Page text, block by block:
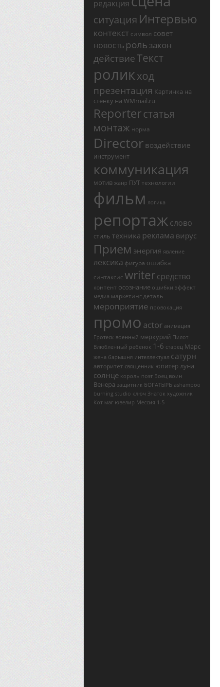
редакция
ситуация Интервью
контекст символ совет
новость роль закон
действиеТекст
роликход
презентация Картинка на
стенку на WMmail.ru
Reporterстатья
монтаж норма
Director воздействие
инструмент
коммуникация
мотив жанр ПУТ технологии
фильм логика
репортаж слово
стиль техника реклама вирус
Прием энергия явление
лексика фигура ошибка
синтаксис writerсредство
контент осознание ошибки эффект
медиа маркетингдеталь
мероприятие провокация
промо actor анимация
Гротеск военный меркурий Пилот
Влюбленный ребенок 1-6 старец Марс
жена барышня интеллектуал сатурн
авторитет священник юпитер луна
солнце король поэт Боец воин
Венера защитник БОГАТЫРЬ ashampoo
burning studio ключ Знаток художник
Кот маг ювелир Мессия 1-5